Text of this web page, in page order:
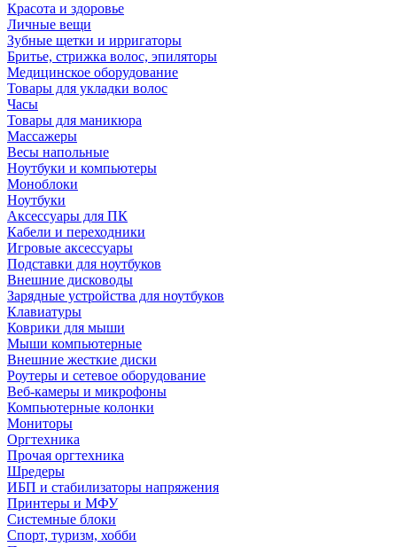
Красота и здоровье
Личные вещи
Зубные щетки и ирригаторы
Бритье, стрижка волос, эпиляторы
Медицинское оборудование
Товары для укладки волос
Часы
Товары для маникюра
Массажеры
Весы напольные
Ноутбуки и компьютеры
Моноблоки
Ноутбуки
Аксессуары для ПК
Кабели и переходники
Игровые аксессуары
Подставки для ноутбуков
Внешние дисководы
Зарядные устройства для ноутбуков
Клавиатуры
Коврики для мыши
Мыши компьютерные
Внешние жесткие диски
Роутеры и сетевое оборудование
Веб-камеры и микрофоны
Компьютерные колонки
Мониторы
Оргтехника
Прочая оргтехника
Шредеры
ИБП и стабилизаторы напряжения
Принтеры и МФУ
Системные блоки
Спорт, туризм, хобби